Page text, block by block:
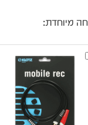
מיוחדת:
ל־2×Jack